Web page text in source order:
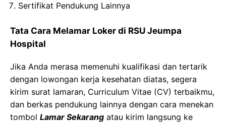
Sertifikat Pendukung Lainnya
Tata Cara Melamar Loker di RSU Jeumpa
Hospital
Jika Anda merasa memenuhi kualifikasi dan tertarik
dengan lowongan kerja kesehatan diatas, segera
kirim surat lamaran, Curriculum Vitae (CV) terbaikmu,
dan berkas pendukung lainnya dengan cara menekan
tombol Lamar Sekarang atau kirim langsung ke